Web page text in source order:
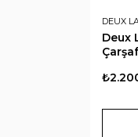
DEUX
Deux